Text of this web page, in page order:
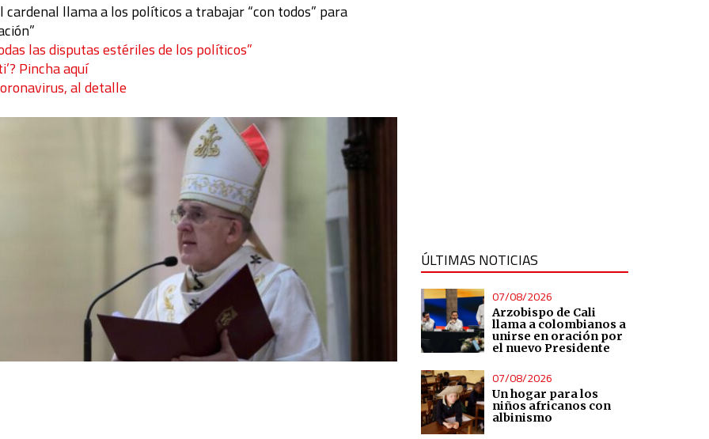
llama a los políticos a trabajar “con todos” para
las disputas estériles de los políticos”
Pincha aquí
al detalle
ÚLTIMAS NOTICIAS
07/08/2026
Arzobispo de Cali
llama a colombianos a
unirse en oración por
el nuevo Presidente
07/08/2026
Un hogar para los
niños africanos con
albinismo